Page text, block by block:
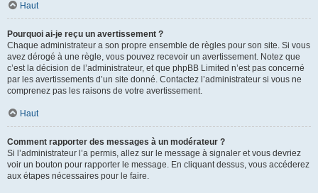
Haut
Pourquoi ai-je reçu un avertissement ?
Chaque administrateur a son propre ensemble de règles pour son site. Si vous
avez dérogé à une règle, vous pouvez recevoir un avertissement. Notez que
c’est la décision de l’administrateur, et que phpBB Limited n’est pas concerné
par les avertissements d’un site donné. Contactez l’administrateur si vous ne
comprenez pas les raisons de votre avertissement.
Haut
Comment rapporter des messages à un modérateur ?
Si l’administrateur l’a permis, allez sur le message à signaler et vous devriez
voir un bouton pour rapporter le message. En cliquant dessus, vous accéderez
aux étapes nécessaires pour le faire.